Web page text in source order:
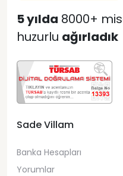
5 yılda 8000+
huzurlu ağırladık
Sade Villam
Banka Hesapları
Yorumlar